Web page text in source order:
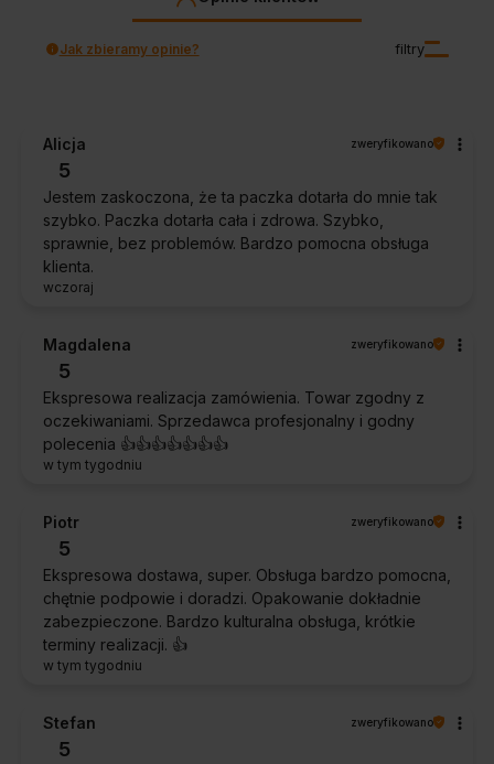
filtry
Jak zbieramy opinie?
Alicja zweryfikowano
5
Jestem zaskoczona, że ta paczka dotarła do mnie tak
szybko. Paczka dotarła cała i zdrowa. Szybko,
sprawnie, bez problemów. Bardzo pomocna obsługa
klienta.
wczoraj
Magdalena zweryfikowano
5
Ekspresowa realizacja zamówienia. Towar zgodny z
oczekiwaniami. Sprzedawca profesjonalny i godny
polecenia 👍️👍️👍️👍️👍️👍️👍️
w tym tygodniu
Piotr zweryfikowano
5
Ekspresowa dostawa, super. Obsługa bardzo pomocna,
chętnie podpowie i doradzi. Opakowanie dokładnie
zabezpieczone. Bardzo kulturalna obsługa, krótkie
terminy realizacji. 👍️
w tym tygodniu
Stefan zweryfikowano
5